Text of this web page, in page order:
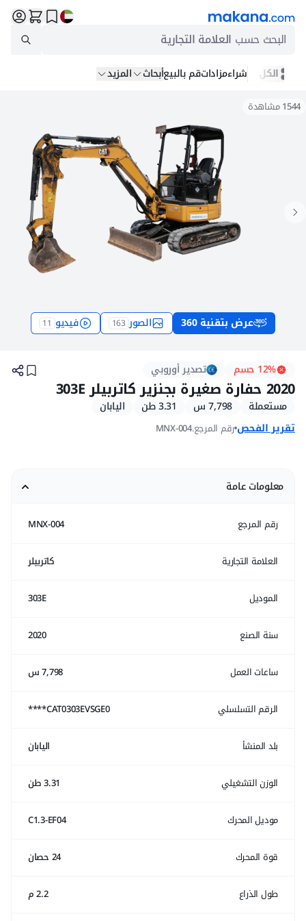
البحث حسب العلامة التجارية
الكل شراءمزاداتقم بالبيعأبحاث المزيد
1544مشاهدة
عرض بتقنية 360 الصور 163 فيديو 11
12% حسم تصدير أوروبي
حفارات صغيرة كاتربيلر 303E مستعملة موديل 2020 للبيع
2020 حفارة صغيرة بجنزير كاتربيلر 303E
مستعملة 7,798 س 3.31 طن
اليابان
تقرير الفحصرقم المرجع.MNX-004
معلومات عامة
رقم المرجع MNX-004
العلامة التجارية كاتربيلر
الموديل 303E
سنة الصنع 2020
ساعات العمل 7,798 س
الرقم التسلسلي CAT0303EVSGE0****
بلد المنشأ اليابان
الوزن التشغيلي 3.31 طن
موديل المحرك C1.3-EF04
قوة المحرك 24 حصان
طول الذراع 2.2 م